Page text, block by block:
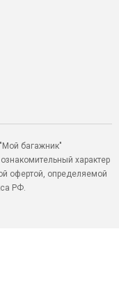
багажник"
характер
офертой, определяемой
РФ.